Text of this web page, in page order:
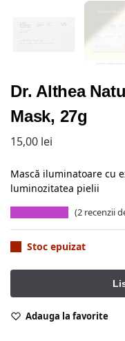
Dr. Althea
Mask, 27g
15,00 lei
Mască iluminatoare cu
luminozitatea pielii
(2 recenzii
Stoc epuizat
Adauga la favorite